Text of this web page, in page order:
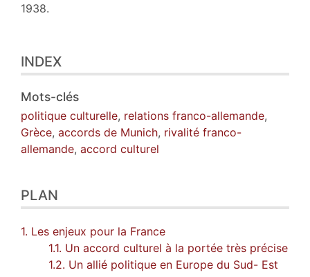
1938.
INDEX
Mots-clés
politique culturelle, relations franco-allemande,
Grèce, accords de Munich, rivalité franco-
allemande, accord culturel
PLAN
1. Les enjeux pour la France
1.1. Un accord culturel à la portée très précise
1.2. Un allié politique en Europe du Sud- Est